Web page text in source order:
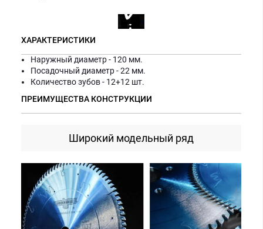
ХАРАКТЕРИСТИКИ
Наружный диаметр - 120 мм.
Посадочный диаметр - 22 мм.
Количество зубов - 12+12 шт.
ПРЕИМУЩЕСТВА КОНСТРУКЦИИ
Широкий модельный ряд